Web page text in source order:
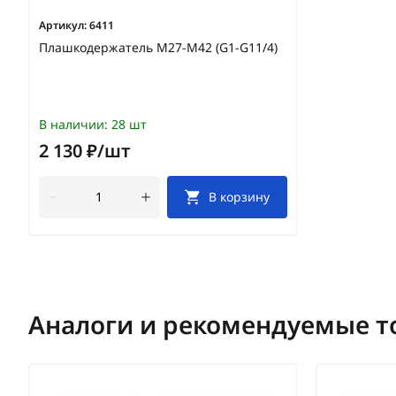
Артикул:6411
Плашкодержатель М27-М42 (G1-G11/4)
В наличии: 28 шт
2 130 ₽/шт
В корзину
Аналоги и рекомендуемые